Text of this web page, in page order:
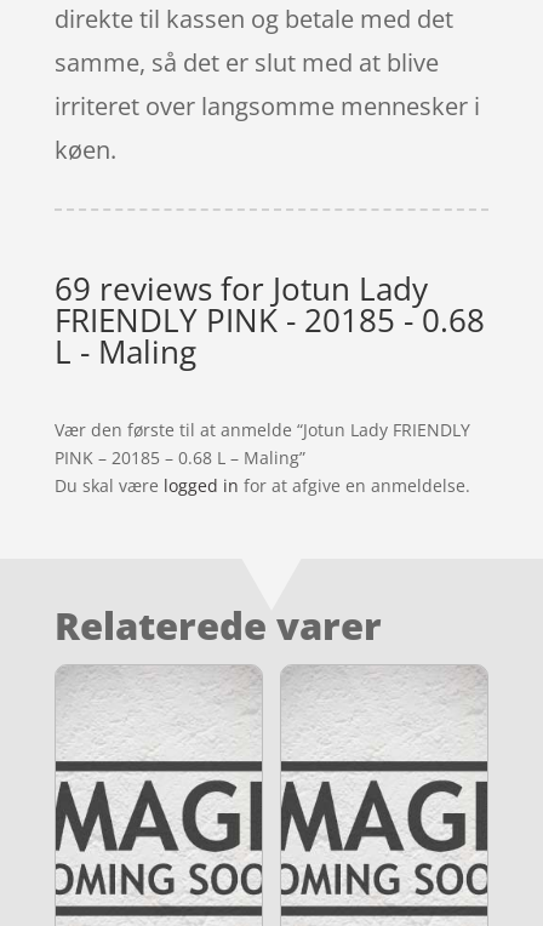
direkte til kassen og betale med det
samme, så det er slut med at blive
irriteret over langsomme mennesker i
køen.
69 reviews for Jotun Lady
FRIENDLY PINK - 20185 - 0.68
L - Maling
Vær den første til at anmelde “Jotun Lady FRIENDLY
PINK – 20185 – 0.68 L – Maling”
Du skal være logged in for at afgive en anmeldelse.
Relaterede varer